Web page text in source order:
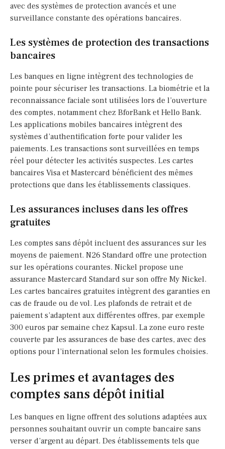
avec des systèmes de protection avancés et une
surveillance constante des opérations bancaires.
Les systèmes de protection des transactions
bancaires
Les banques en ligne intègrent des technologies de
pointe pour sécuriser les transactions. La biométrie et la
reconnaissance faciale sont utilisées lors de l’ouverture
des comptes, notamment chez BforBank et Hello Bank.
Les applications mobiles bancaires intègrent des
systèmes d’authentification forte pour valider les
paiements. Les transactions sont surveillées en temps
réel pour détecter les activités suspectes. Les cartes
bancaires Visa et Mastercard bénéficient des mêmes
protections que dans les établissements classiques.
Les assurances incluses dans les offres
gratuites
Les comptes sans dépôt incluent des assurances sur les
moyens de paiement. N26 Standard offre une protection
sur les opérations courantes. Nickel propose une
assurance Mastercard Standard sur son offre My Nickel.
Les cartes bancaires gratuites intègrent des garanties en
cas de fraude ou de vol. Les plafonds de retrait et de
paiement s’adaptent aux différentes offres, par exemple
300 euros par semaine chez Kapsul. La zone euro reste
couverte par les assurances de base des cartes, avec des
options pour l’international selon les formules choisies.
Les primes et avantages des
comptes sans dépôt initial
Les banques en ligne offrent des solutions adaptées aux
personnes souhaitant ouvrir un compte bancaire sans
verser d’argent au départ. Des établissements tels que